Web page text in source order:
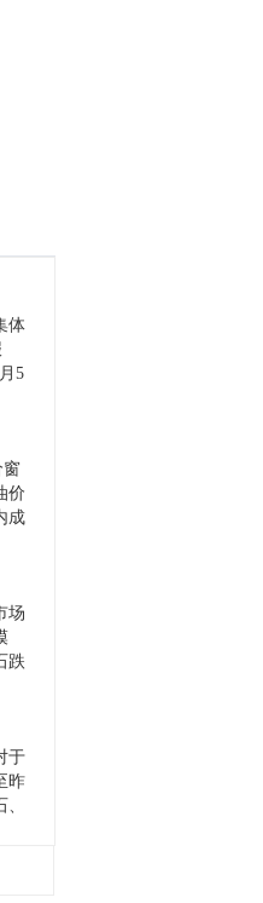
体
5
窗
价
成
场
跌
于
昨